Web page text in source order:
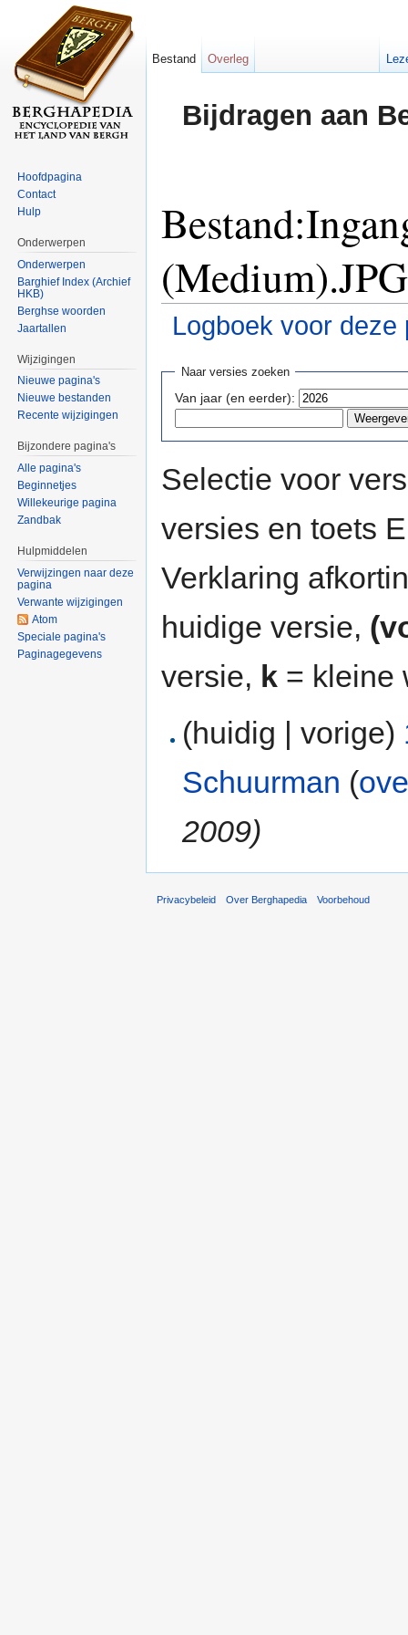
Bijdragen aan
Logboek voor deze
Naar versies zoeken
Van jaar (en eerder):
Selectie voor
versies en toets
Verklaring
huidige versie,
versie, k = kleine
(huidig | vorige)
Schuurman (
2009)
Bestand Overleg
Hoofdpagina
Contact
Hulp
Onderwerpen
Onderwerpen
Barghief Index (Archief
HKB)
Berghse woorden
Jaartallen
Wijzigingen
Nieuwe pagina's
Nieuwe bestanden
Recente wijzigingen
Bijzondere pagina's
Alle pagina's
Beginnetjes
Willekeurige pagina
Zandbak
Hulpmiddelen
Verwijzingen naar deze
pagina
Verwante wijzigingen
Atom
Speciale pagina's
Paginagegevens
Privacybeleid Over Berghapedia Voorbehoud